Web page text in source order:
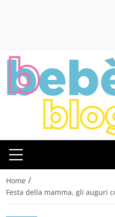
Home /
Festa della mamma, gli auguri